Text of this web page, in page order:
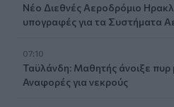
Νέο Διεθνές Αεροδρόμιο
υπογραφές για τα Συστήματα
07:10
Ταϋλάνδη: Μαθητής άνοιξε
Αναφορές για νεκρούς